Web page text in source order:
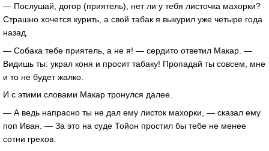
— Послушай, догор (приятель), нет ли у тебя листочка махорки?
Страшно хочется курить, а свой табак я выкурил уже четыре года
назад.
— Собака тебе приятель, а не я! — сердито ответил Макар. —
Видишь ты: украл коня и просит табаку! Пропадай ты совсем, мне
и то не будет жалко.
И с этими словами Макар тронулся далее.
— А ведь напрасно ты не дал ему листок махорки, — сказал ему
поп Иван. — За это на суде Тойон простил бы тебе не менее
сотни грехов.